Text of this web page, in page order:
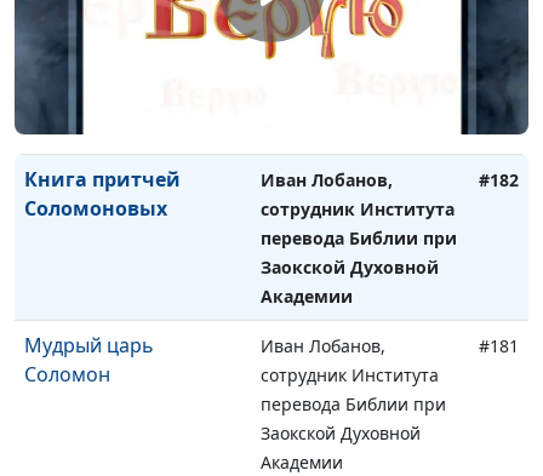
Книга Экклезиаста
Иван Лобанов,
сотрудник Института
Книга притчей
Соломоновых
Иван Лобанов,
сотрудник Института
перевода Библии при
Заокской Духовной
Академии
#182
Мудрый царь
Соломон
Иван Лобанов,
сотрудник Института
перевода Библии при
Заокской Духовной
Академии
#181